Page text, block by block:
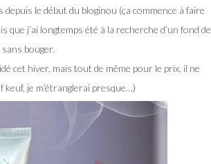
le début du bloginou (ça commence à faire
j’ai longtemps été à la recherche d’un fond de
bouger.
cet hiver, mais tout de même pour le prix, il ne
keuf, je m’étranglerai presque…)